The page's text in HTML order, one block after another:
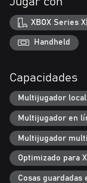
XBOX Series
Handheld
Capacidades
Multijugador
Multijugador en
Multijugador
Optimizado para
Cosas guardadas